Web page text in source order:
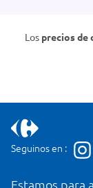
Los precios de
Seguinos en :
Estamos para